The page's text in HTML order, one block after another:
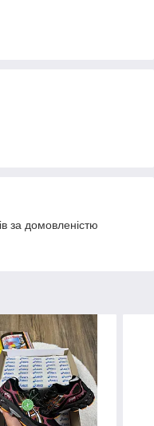
за домовленістю